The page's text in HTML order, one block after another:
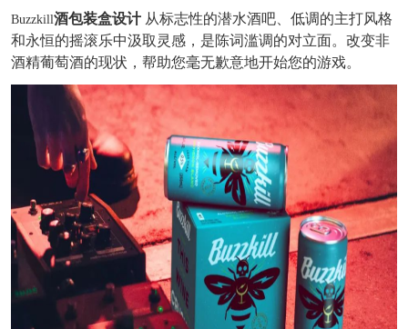
Buzzkill酒包装盒设计 从标志性的潜水酒吧、低调的主打风格
和永恒的摇滚乐中汲取灵感，是陈词滥调的对立面。改变非
酒精葡萄酒的现状，帮助您毫无歉意地开始您的游戏。